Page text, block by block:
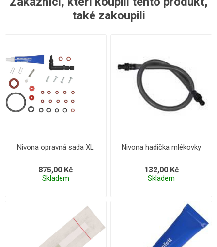
také zakoupili
Nivona opravná sada XL
875,00 Kč
Skladem
Nivona hadička mlékovky
132,00 Kč
Skladem